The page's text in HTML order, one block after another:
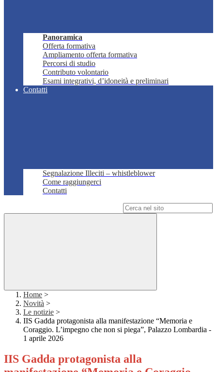
Panoramica
Offerta formativa
Ampliamento offerta formativa
Percorsi di studio
Contributo volontario
Esami integrativi, d’idoneità e preliminari
Contatti
Segnalazione Illeciti – whistleblower
Come raggiungerci
Contatti
Home >
Novità >
Le notizie >
IIS Gadda protagonista alla manifestazione “Memoria e
Coraggio. L’impegno che non si piega”, Palazzo Lombardia -
1 aprile 2026
IIS Gadda protagonista alla